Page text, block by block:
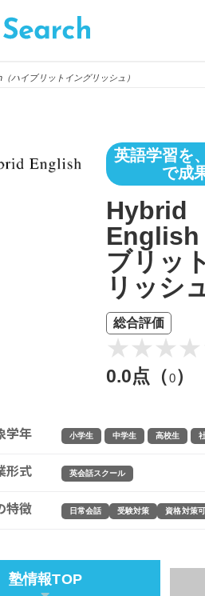
ハイブリットイングリッシュ）
英語学習を
で成
Hybrid
English
ブリッ
リッシ
総合評価
0.0点（0）
学年 小学生 中学生 高校生
形式 英会話スクール
特徴 日常会話 受験対策 資格対策可
塾情報TOP